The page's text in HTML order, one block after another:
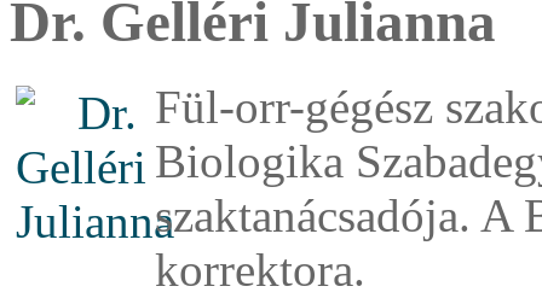
Dr. Gelléri Julianna
Fül-orr-gégész
Biologika
szaktanácsadója.
korrektora.